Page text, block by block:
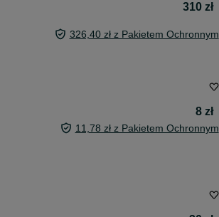
310 zł
326,40 zł z Pakietem Ochronnym
8 zł
11,78 zł z Pakietem Ochronnym